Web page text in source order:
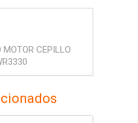
CEPILLO